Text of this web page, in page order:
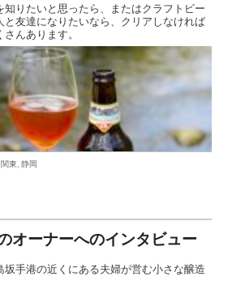
知りたいと思ったら、またはクラフトビー
と友達になりたいなら、クリアしなければ
んあります。
関東 静岡
オーナーへのインタビュー
坂手港の近くにある夫婦が営む小さな醸造